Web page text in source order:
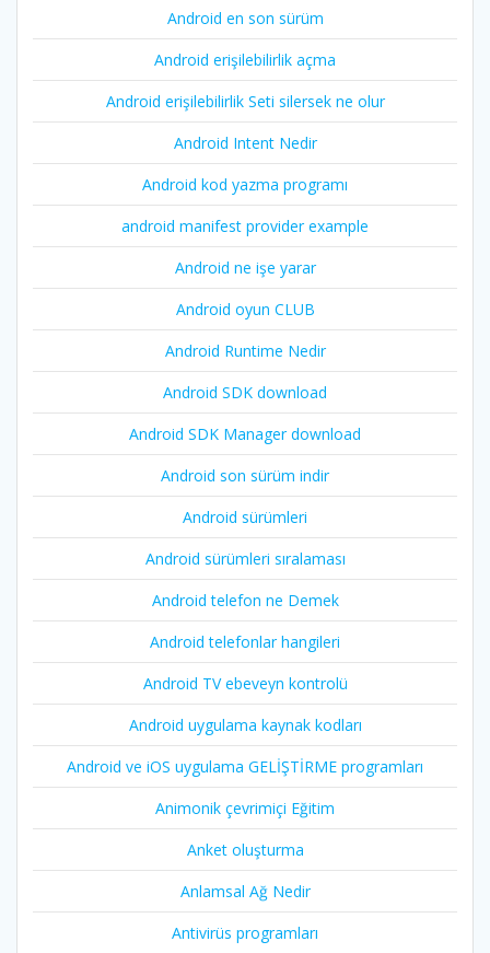
Android en son sürüm
Android erişilebilirlik açma
Android erişilebilirlik Seti silersek ne olur
Android Intent Nedir
Android kod yazma programı
android manifest provider example
Android ne işe yarar
Android oyun CLUB
Android Runtime Nedir
Android SDK download
Android SDK Manager download
Android son sürüm indir
Android sürümleri
Android sürümleri sıralaması
Android telefon ne Demek
Android telefonlar hangileri
Android TV ebeveyn kontrolü
Android uygulama kaynak kodları
Android ve iOS uygulama GELİŞTİRME programları
Animonik çevrimiçi Eğitim
Anket oluşturma
Anlamsal Ağ Nedir
Antivirüs programları